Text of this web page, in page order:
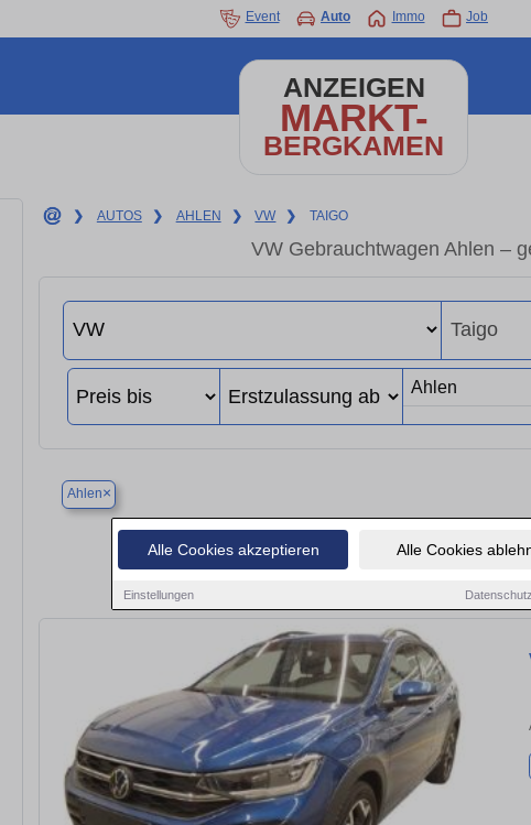
Alle Cookies akzeptieren Alle Cookies
Einstellungen
Event Auto Immo Job
ANZEIGEN
MARKT-
BERGKAMEN
❯ AUTOS ❯ AHLEN ❯ VW ❯ TAIGO
VW Gebrauchtwagen Ahlen –
Ahlen×
Finden Sie in Ahlen Ihren
Entdecken Sie in Ahlen gebrauchte VW Taigo Gebrauchtwagen.